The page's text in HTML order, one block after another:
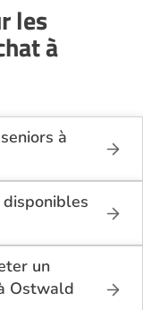
les
à
à
recense
à l'achat à
T1, T2 ou
des seniors.
un
Ostwald